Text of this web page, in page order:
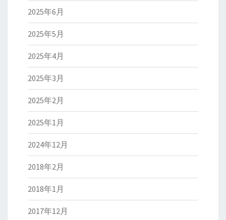
2025年6月
2025年5月
2025年4月
2025年3月
2025年2月
2025年1月
2024年12月
2018年2月
2018年1月
2017年12月